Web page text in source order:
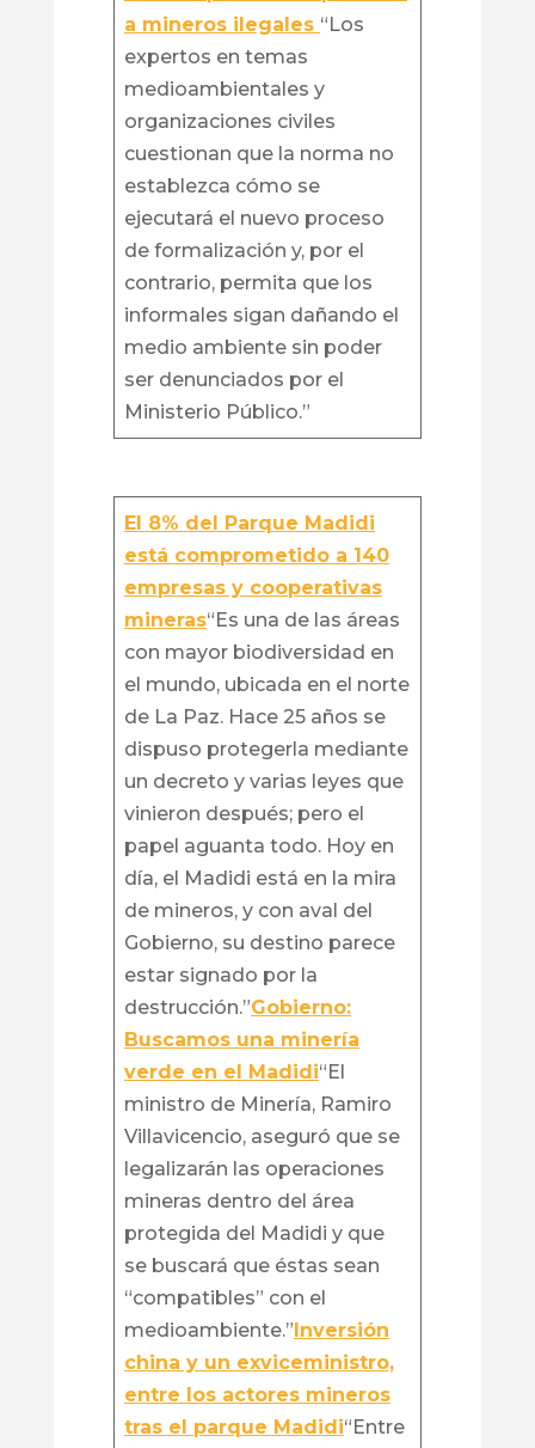
a mineros ilegales “Los
expertos en temas
medioambientales y
organizaciones civiles
cuestionan que la norma no
establezca cómo se
ejecutará el nuevo proceso
de formalización y, por el
contrario, permita que los
informales sigan dañando el
medio ambiente sin poder
ser denunciados por el
Ministerio Público.”
El 8% del Parque Madidi
está comprometido a 140
empresas y cooperativas
mineras“Es una de las áreas
con mayor biodiversidad en
el mundo, ubicada en el norte
de La Paz. Hace 25 años se
dispuso protegerla mediante
un decreto y varias leyes que
vinieron después; pero el
papel aguanta todo. Hoy en
día, el Madidi está en la mira
de mineros, y con aval del
Gobierno, su destino parece
estar signado por la
destrucción.”Gobierno:
Buscamos una minería
verde en el Madidi“El
ministro de Minería, Ramiro
Villavicencio, aseguró que se
legalizarán las operaciones
mineras dentro del área
protegida del Madidi y que
se buscará que éstas sean
“compatibles” con el
medioambiente.”Inversión
china y un exviceministro,
entre los actores mineros
tras el parque Madidi“Entre